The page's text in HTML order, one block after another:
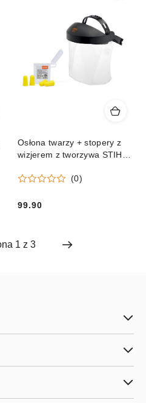
Osłona twarzy + stopery z
wizjerem z tworzywa STIHL
(0)
Cena:
99.90